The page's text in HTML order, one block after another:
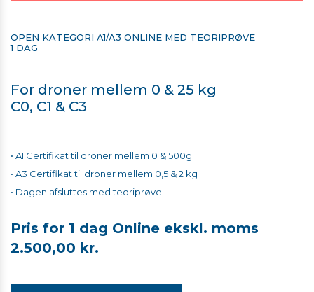
OPEN KATEGORI A1/A3 ONLINE MED TEORIPRØVE
​​​​​​​1 DAG
For droner mellem 0 & 25 kg
​​​​​​​C0, C1 & C3
• A1 Certifikat til droner mellem 0 & 500g
• A3 Certifikat til droner mellem 0,5 & 2 kg
• Dagen afsluttes med teoriprøve
​​​​​​Pris for 1 dag Online ekskl. moms
2.500,00 kr.